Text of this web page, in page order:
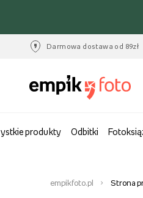
Darmowa dostawa od 89zł
produkty Odbitki
empikfoto.pl Strona